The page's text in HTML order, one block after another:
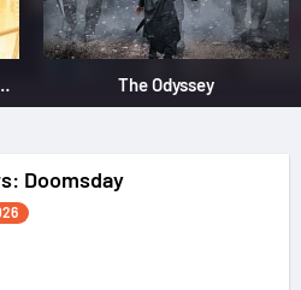
Bir Gün The Odyssey
Doomsday